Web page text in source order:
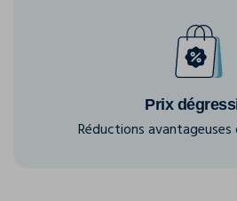
Prix
Réductions avantageuses